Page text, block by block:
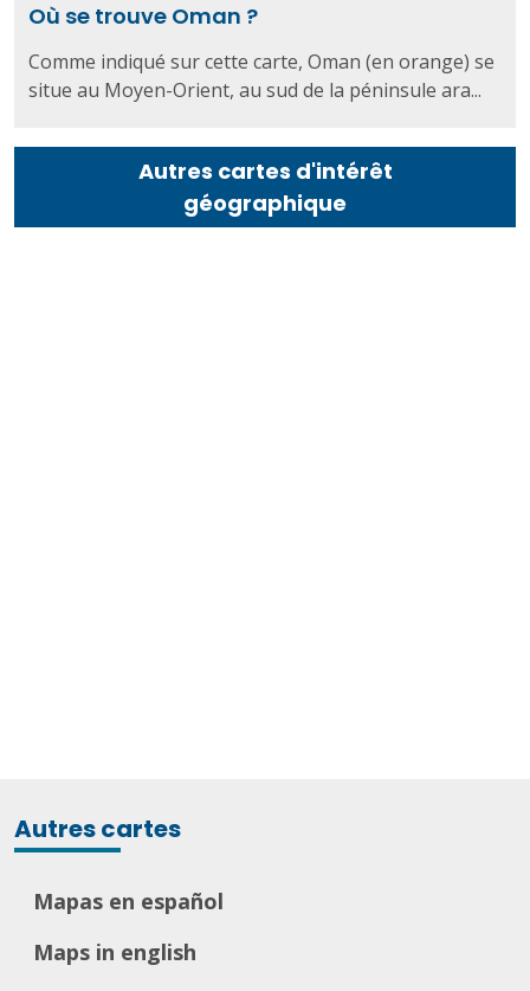
Où se trouve Oman ?
Comme indiqué sur cette carte, Oman (en orange) se
situe au Moyen-Orient, au sud de la péninsule ara...
Autres cartes d'intérêt
géographique
Autres cartes
Mapas en español
Maps in english